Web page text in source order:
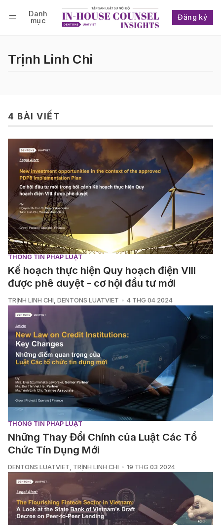
Danh
mục
Đăng ký
Đăng ký Follow
Trịnh Linh Chi
4 BÀI VIẾT
THÔNG TIN PHÁP LUẬT
Kế hoạch thực hiện Quy hoạch điện VIII
được phê duyệt - cơ hội đầu tư mới
TRỊNH LINH CHI, DENTONS LUATVIET 4 THG 04 2024
THÔNG TIN PHÁP LUẬT
Những Thay Đổi Chính của Luật Các Tổ
Chức Tín Dụng Mới
DENTONS LUATVIET, TRỊNH LINH CHI 19 THG 03 2024